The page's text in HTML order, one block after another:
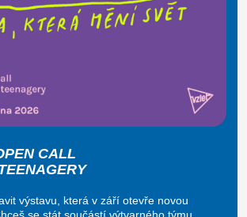
CALL
výstavu, která v září otevře novou